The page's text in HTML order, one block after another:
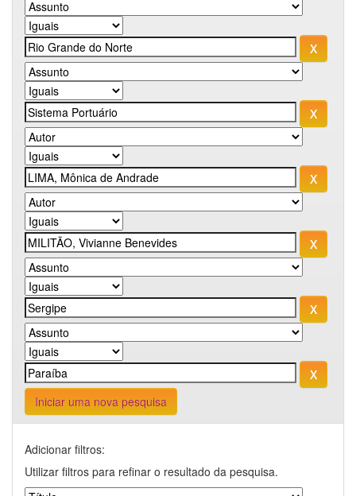
Iniciar uma nova pesquisa
Adicionar filtros:
Utilizar filtros para refinar o resultado da pesquisa.